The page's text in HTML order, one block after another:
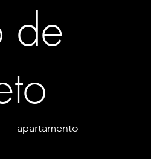
de
apartamento